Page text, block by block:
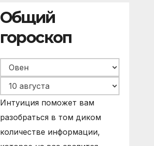
Общий
гороскоп
Интуиция поможет вам
разобраться в том диком
количестве информации,